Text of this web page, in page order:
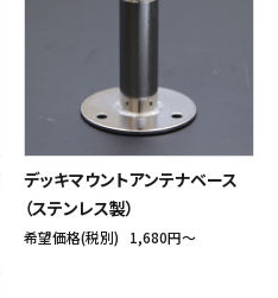
デッキマウントアンテナベース
（ステンレス製）
希望価格(税別) 1,680円〜